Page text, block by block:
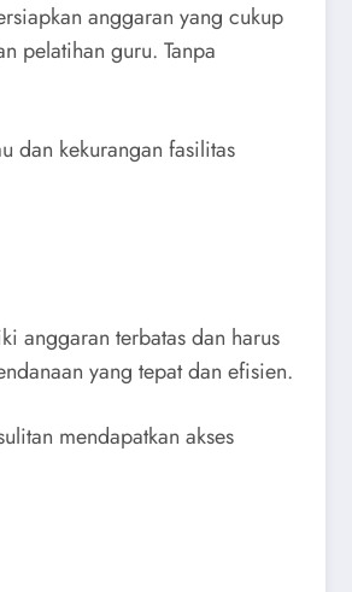
anggaran yang cukup
pelatihan guru. Tanpa
dan kekurangan fasilitas
anggaran terbatas dan harus
yang tepat dan efisien.
mendapatkan akses